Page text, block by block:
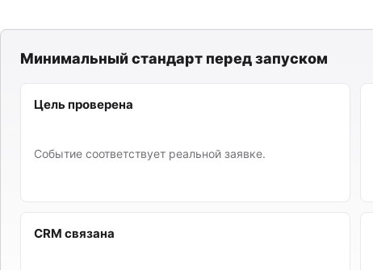
Минимальный стандарт перед запуском
Цель проверена
Событие соответствует реальной заявке.
CRM связана